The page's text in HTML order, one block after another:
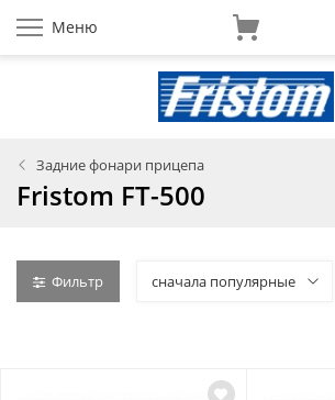
Меню
Задние фонари прицепа
Fristom FT-500
Фильтр сначала популярные